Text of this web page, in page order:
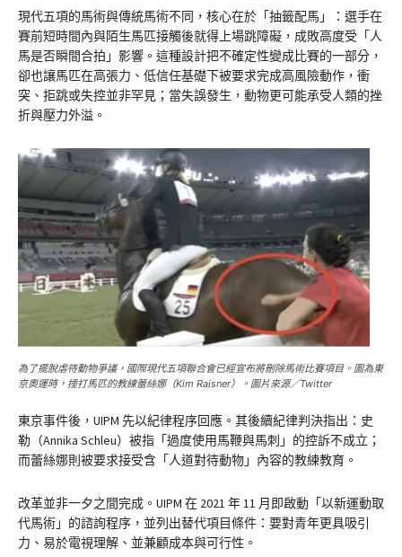
現代五項的馬術與傳統馬術不同，核心在於「抽籤配馬」：選手在
賽前短時間內與陌生馬匹接觸後就得上場跳障礙，成敗高度受「人
馬是否瞬間合拍」影響。這種設計把不確定性變成比賽的一部分，
卻也讓馬匹在高張力、低信任基礎下被要求完成高風險動作，衝
突、拒跳或失控並非罕見；當失誤發生，動物更可能承受人類的挫
折與壓力外溢。
為了擺脫虐待動物爭議，國際現代五項聯合會已經宣布將刪除馬術比賽項目。圖為東
京奧運時，捶打馬匹的教練蕾絲娜（Kim Raisner）。圖片來源／Twitter
東京事件後，UIPM 先以紀律程序回應。其後續紀律判決指出：史
勒（Annika Schleu）被指「過度使用馬鞭與馬刺」的控訴不成立；
而蕾絲娜則被要求接受含「人道對待動物」內容的教練教育。
改革並非一夕之間完成。UIPM 在 2021 年 11 月即啟動「以新運動取
代馬術」的諮詢程序，並列出替代項目條件：要對青年更具吸引
力、易於電視理解、並兼顧成本與可行性。